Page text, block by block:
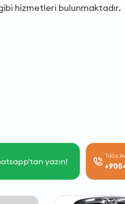
hizmetleri bulunmaktadır.
yazın!
Tıkla